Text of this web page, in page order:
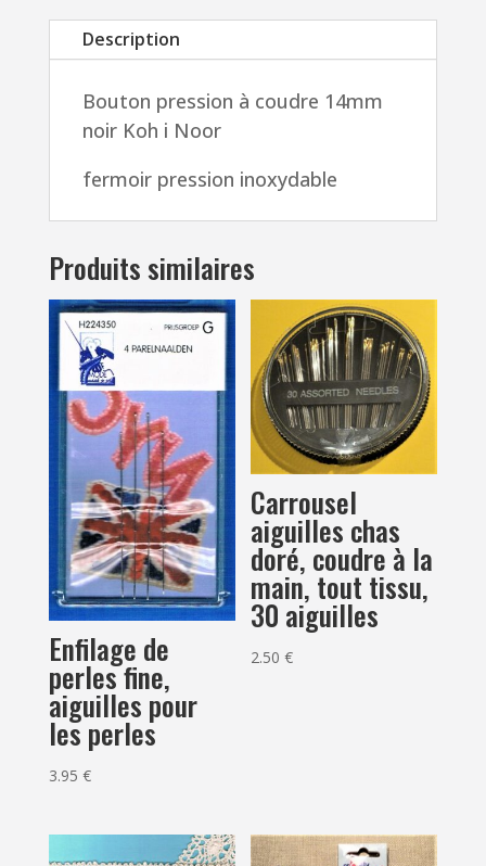
3
pièces
Noor
fermoir
pression
Description
Bouton pression à coudre 14mm
noir Koh i Noor
fermoir pression inoxydable
Produits similaires
Enfilage de
perles fine,
aiguilles pour
les perles
3.95 €
Carrousel
aiguilles chas
doré, coudre à la
main, tout tissu,
30 aiguilles
2.50€